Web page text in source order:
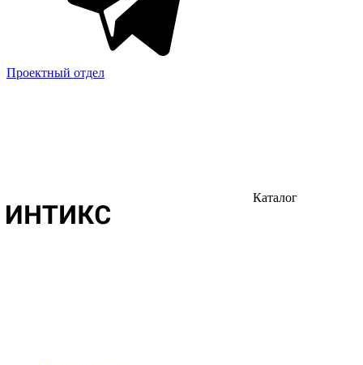
Проектный отдел
Каталог